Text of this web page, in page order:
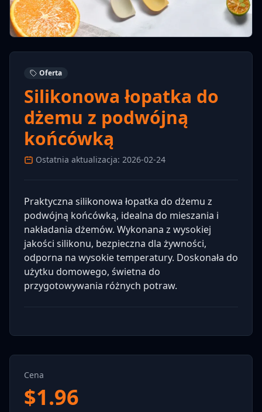
Oferta
Silikonowa łopatka do
dżemu z podwójną
końcówką
Ostatnia aktualizacja: 2026-02-24
Praktyczna silikonowa łopatka do dżemu z
podwójną końcówką, idealna do mieszania i
nakładania dżemów. Wykonana z wysokiej
jakości silikonu, bezpieczna dla żywności,
odporna na wysokie temperatury. Doskonała do
użytku domowego, świetna do
przygotowywania różnych potraw.
Cena
$1.96